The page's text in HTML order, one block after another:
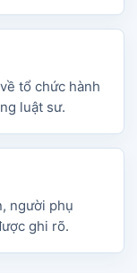
tổ chức hành
luật sư.
người phụ
ghi rõ.